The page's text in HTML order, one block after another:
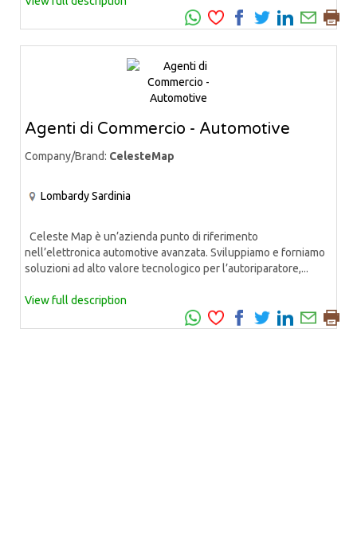
Agenti di Commercio - Automotive
Company/Brand: CelesteMap
LombardySardinia
Celeste Map è un’azienda punto di riferimento
nell’elettronica automotive avanzata. Sviluppiamo e forniamo
soluzioni ad alto valore tecnologico per l’autoriparatore,...
View full description